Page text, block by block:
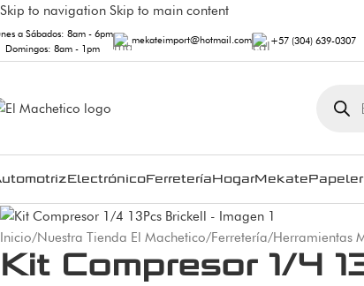
Skip to navigation Skip to main content
a Sábados: 8am - 6pm
Domingos: 8am - 1pm
mekateimport@hotmail.com +57 (304) 639-0307
ElectrónicoFerreteríaHogarMekate
Inicio/Nuestra Tienda El Machetico/Ferretería/Herramientas
Kit Compresor 1/4